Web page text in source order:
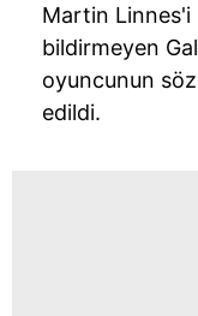
Martin Linnes'i
bildirmeyen
oyuncunun
edildi.